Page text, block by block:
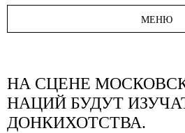
МЕНЮ
НА СЦЕНЕ
НАЦИЙ БУДУТ
ДОНКИХОТСТВА.